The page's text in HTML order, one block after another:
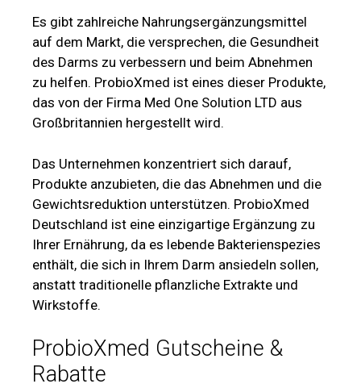
Es gibt zahlreiche Nahrungsergänzungsmittel
auf dem Markt, die versprechen, die Gesundheit
des Darms zu verbessern und beim Abnehmen
zu helfen. ProbioXmed ist eines dieser Produkte,
das von der Firma Med One Solution LTD aus
Großbritannien hergestellt wird.
Das Unternehmen konzentriert sich darauf,
Produkte anzubieten, die das Abnehmen und die
Gewichtsreduktion unterstützen. ProbioXmed
Deutschland ist eine einzigartige Ergänzung zu
Ihrer Ernährung, da es lebende Bakterienspezies
enthält, die sich in Ihrem Darm ansiedeln sollen,
anstatt traditionelle pflanzliche Extrakte und
Wirkstoffe.
ProbioXmed Gutscheine &
Rabatte